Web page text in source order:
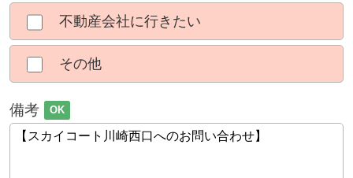
不動産会社に行きたい
その他
備考 OK